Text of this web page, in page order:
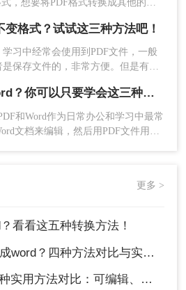
的功能选项。但需要注意的
需要付费才能使用。
Office套件，特别是
能，
选择“打开”。
对话框中，选择需要转换的
打开PDF文件并将其转换为
问题，一起来看看吧。
格式？试试这三种方法吧！
习中经常会使用到PDF文件，一般
保存文件的，非常方便。但是有一
文档，这样就可以随意编辑了。
格式呢？今天给大家分享3种方法。
怎么将pdf转换成word？你可以只要学会这三种方法就行
和Word作为日常办公和学习中最常
文档来编辑，然后用PDF文件用来
更多 >
看看这五种转换方法！
种方法对比与实操指南（附详细表格）
法对比：可编辑、保格式、避风险！